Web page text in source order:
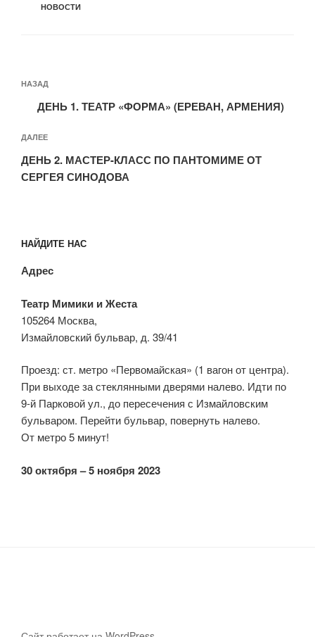
МЕТКИ
НОВОСТИ
по
записям
Предыдущая
запись:
НАЗАД
ДЕНЬ 1. ТЕАТР «ФОРМА» (ЕРЕВАН, АРМЕНИЯ)
Следующая
запись
ДАЛЕЕ
ДЕНЬ 2. МАСТЕР-КЛАСС ПО ПАНТОМИМЕ ОТ
СЕРГЕЯ СИНОДОВА
НАЙДИТЕ НАС
Адрес
Театр Мимики и Жеста
105264 Москва,
Измайловский бульвар, д. 39/41
Проезд: ст. метро «Первомайская» (1 вагон от центра).
При выходе за стеклянными дверями налево. Идти по
9-й Парковой ул., до пересечения с Измайловским
бульваром. Перейти бульвар, повернуть налево.
От метро 5 минут!
30 октября – 5 ноября 2023